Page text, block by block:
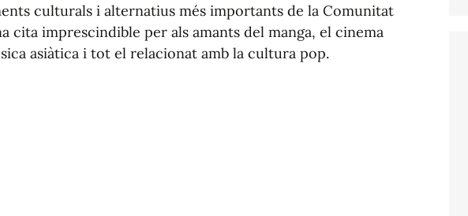
culturals i alternatius més importants de la Comunitat
cita imprescindible per als amants del manga, el cinema
asiàtica i tot el relacionat amb la cultura pop.